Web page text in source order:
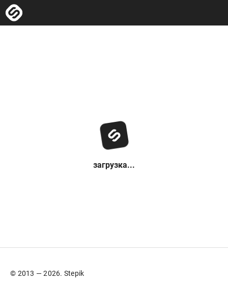
загрузка...
© 2013 — 2026. Stepik